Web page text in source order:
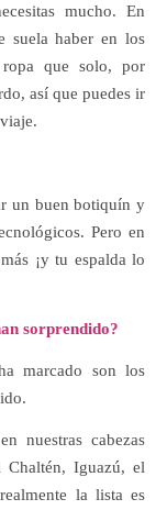
mucho. En
suela haber en los
que solo, por
así que puedes ir
un buen botiquín y
Pero en
¡y tu espalda lo
sorprendido?
marcado son los
nuestras cabezas
Chaltén, Iguazú, el
la lista es